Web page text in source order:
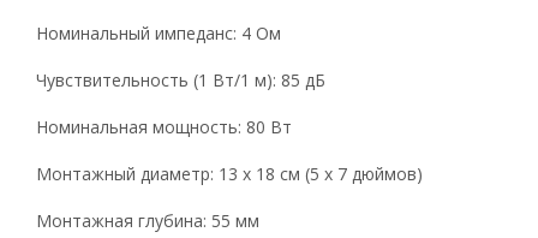
Номинальный импеданс: 4 Ом
Чувствительность (1 Вт/1 м): 85 дБ
Номинальная мощность: 80 Вт
Монтажный диаметр: 13 x 18 см (5 x 7 дюймов)
Монтажная глубина: 55 мм